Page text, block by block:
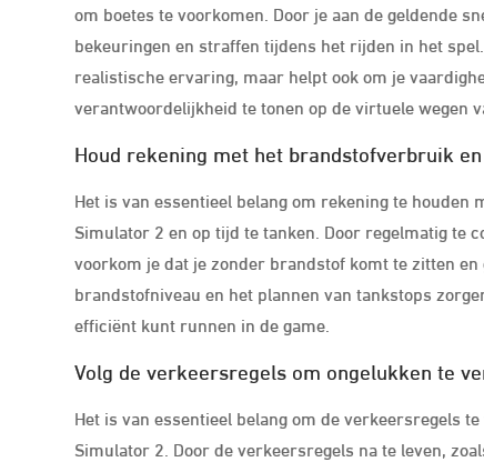
om boetes te voorkomen. Door je aan de geldende
bekeuringen en straffen tijdens het rijden in het
realistische ervaring, maar helpt ook om je
verantwoordelijkheid te tonen op de virtuele wegen
Houd rekening met het brandstofverbruik
Het is van essentieel belang om rekening te
Simulator 2 en op tijd te tanken. Door regelmatig te
voorkom je dat je zonder brandstof komt te zitten
brandstofniveau en het plannen van tankstops
efficiënt kunt runnen in de game.
Volg de verkeersregels om ongelukken te
Het is van essentieel belang om de verkeersregels
Simulator 2. Door de verkeersregels na te leven,